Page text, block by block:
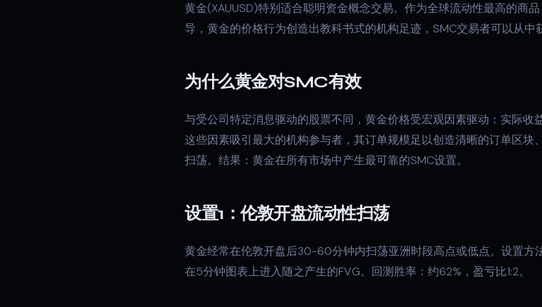
黄金(XAUUSD)特别适合聪明资金概念交易。作为全球流动性最高的商
导，黄金的价格行为创造出教科书式的机构足迹，SMC交易者可以从中
为什么黄金对SMC有效
与受公司特定消息驱动的股票不同，黄金价格受宏观因素驱动：实际收
这些因素吸引最大的机构参与者，其订单规模足以创造清晰的订单区块
扫荡。结果：黄金在所有市场中产生最可靠的SMC设置。
设置1：伦敦开盘流动性扫荡
黄金经常在伦敦开盘后30-60分钟内扫荡亚洲时段高点或低点。设置方
在5分钟图表上进入随之产生的FVG。回测胜率：约62%，盈亏比1:2。